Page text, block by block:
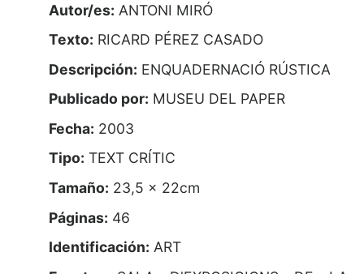
Autor/es: ANTONI MIRÓ
Texto: RICARD PÉREZ CASADO
Descripción: ENQUADERNACIÓ RÚSTICA
Publicado por: MUSEU DEL PAPER
Fecha: 2003
Tipo: TEXT CRÍTIC
Tamaño: 23,5 x 22cm
Páginas: 46
Identificación: ART